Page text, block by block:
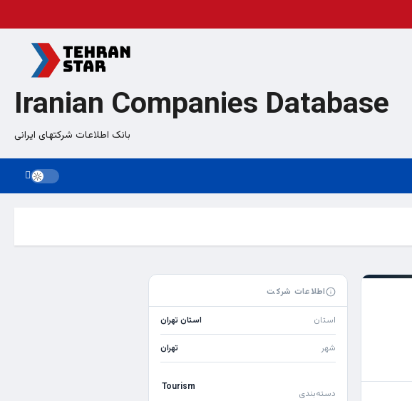
Iranian Companies Database
بانک اطلاعات شرکتهای ایرانی
اطلاعات شرکت
استان استان تهران
شهر تهران
دسته‌بندی
Tourism